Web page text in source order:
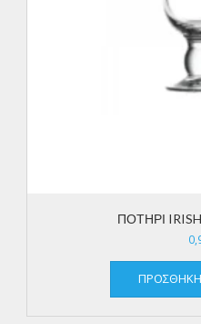
ΠΟΤΗΡΙ
ΠΡΟΣΘΉΚΗ